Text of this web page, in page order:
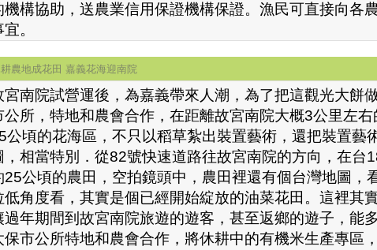
機構協助，送農業信用保證機構保證。漁民可直接向各
。
農地成花田 嘉義花海迎南院
宮南院試營運後，為嘉義帶來人潮，為了把這觀光大餅
公所，特地和農會合作，在距離故宮南院大概3公里左
公頃的花海區，不只以稻草紮出裝置藝術，還把裝置藝
，相當特別．從82號快速道路往故宮南院的方向，在台
25公頃的農田，空拍鏡頭中，農田裡還有個台灣地圖，
低角度看，其實是個已經開始綻放的油菜花田。這裡其
過年期間到故宮南院旅遊的遊客，甚至返鄉的遊子，能
保市公所特地和農會合作，將休耕中的有機米生產專區